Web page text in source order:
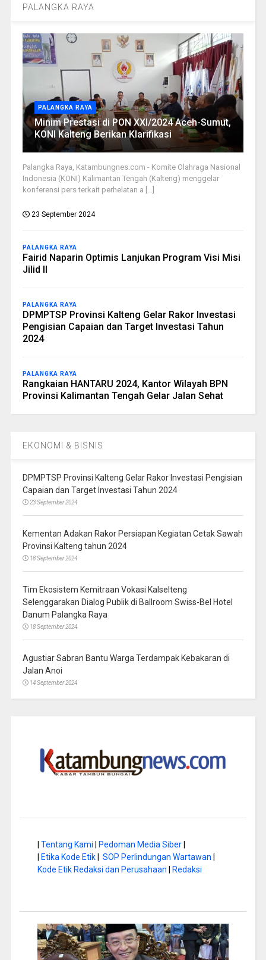
PALANGKA RAYA
PALANGKA RAYA
Minim Prestasi di PON XXI/2024 Aceh-Sumut,
KONI Kalteng Berikan Klarifikasi
Palangka Raya, Katambungnes.com - Komite Olahraga Nasional
Indonesia (KONI) Kalimantan Tengah (Kalteng) menggelar
konferensi pers terkait perhelatan a [...]
23 September 2024
PALANGKA RAYA
Fairid Naparin Optimis Lanjukan Program Visi Misi
Jilid II
PALANGKA RAYA
DPMPTSP Provinsi Kalteng Gelar Rakor Investasi
Pengisian Capaian dan Target Investasi Tahun
2024
PALANGKA RAYA
Rangkaian HANTARU 2024, Kantor Wilayah BPN
Provinsi Kalimantan Tengah Gelar Jalan Sehat
EKONOMI & BISNIS
DPMPTSP Provinsi Kalteng Gelar Rakor Investasi Pengisian
Capaian dan Target Investasi Tahun 2024
23 September 2024
Kementan Adakan Rakor Persiapan Kegiatan Cetak Sawah
Provinsi Kalteng tahun 2024
18 September 2024
Tim Ekosistem Kemitraan Vokasi Kalselteng
Selenggarakan Dialog Publik di Ballroom Swiss-Bel Hotel
Danum Palangka Raya
18 September 2024
Agustiar Sabran Bantu Warga Terdampak Kebakaran di
Jalan Anoi
14 September 2024
Tentang Kami Pedoman Media Siber|
Etika Kode Etik| SOP Perlindungan Wartawan
Kode Etik Redaksi dan Perusahaan
Redaksi